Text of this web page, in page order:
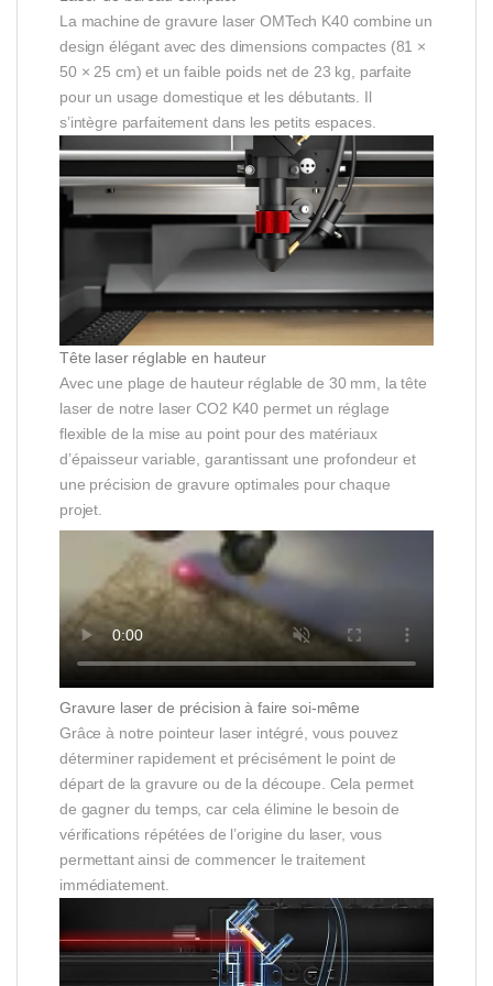
La machine de gravure laser OMTech K40 combine un
design élégant avec des dimensions compactes (81 ×
50 × 25 cm) et un faible poids net de 23 kg, parfaite
pour un usage domestique et les débutants. Il
s’intègre parfaitement dans les petits espaces.
Tête laser réglable en hauteur
Avec une plage de hauteur réglable de 30 mm, la tête
laser de notre laser CO2 K40 permet un réglage
flexible de la mise au point pour des matériaux
d’épaisseur variable, garantissant une profondeur et
une précision de gravure optimales pour chaque
projet.
Gravure laser de précision à faire soi-même
Grâce à notre pointeur laser intégré, vous pouvez
déterminer rapidement et précisément le point de
départ de la gravure ou de la découpe. Cela permet
de gagner du temps, car cela élimine le besoin de
vérifications répétées de l’origine du laser, vous
permettant ainsi de commencer le traitement
immédiatement.